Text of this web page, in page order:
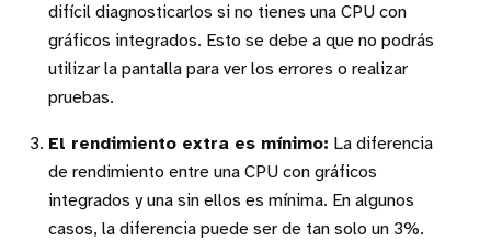
difícil diagnosticarlos si no tienes una CPU con
gráficos integrados. Esto se debe a que no podrás
utilizar la pantalla para ver los errores o realizar
pruebas.
El rendimiento extra es mínimo: La diferencia
de rendimiento entre una CPU con gráficos
integrados y una sin ellos es mínima. En algunos
casos, la diferencia puede ser de tan solo un 3%.